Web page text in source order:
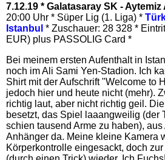
7.12.19 * Galatasaray SK -
20:00 Uhr * Süper Lig (1. Liga) *
Istanbul * Zuschauer: 28 328 *
EUR) plus PASSOLIG Card *
Bei meinem ersten Aufenthalt in
noch im Ali Sami Yen-Stadion. Ich
Shirt mit der Aufschrift "Welcome to
jedoch hier und heute nicht (mehr).
richtig laut, aber nicht richtig geil.
besetzt, das Spiel laaangweilig (der
schien tausend Arme zu haben),
Anhänger da. Meine kleine Kamera
Körperkontrolle eingesackt, doch